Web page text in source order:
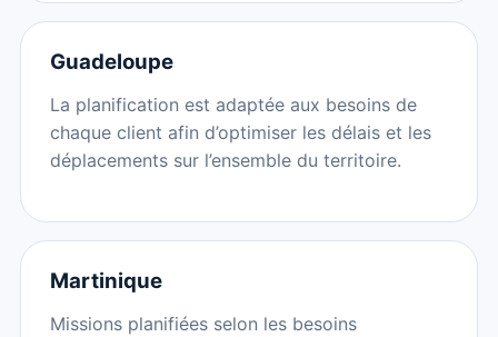
Guadeloupe
La planification est adaptée aux besoins de
chaque client afin d’optimiser les délais et les
déplacements sur l’ensemble du territoire.
Martinique
Missions planifiées selon les besoins